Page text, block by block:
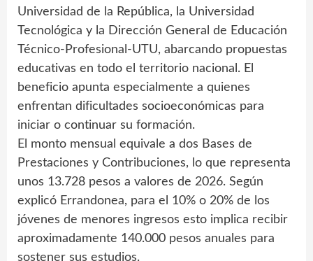
Universidad de la República, la Universidad
Tecnológica y la Dirección General de Educación
Técnico-Profesional-UTU, abarcando propuestas
educativas en todo el territorio nacional. El
beneficio apunta especialmente a quienes
enfrentan dificultades socioeconómicas para
iniciar o continuar su formación.
El monto mensual equivale a dos Bases de
Prestaciones y Contribuciones, lo que representa
unos 13.728 pesos a valores de 2026. Según
explicó Errandonea, para el 10% o 20% de los
jóvenes de menores ingresos esto implica recibir
aproximadamente 140.000 pesos anuales para
sostener sus estudios.